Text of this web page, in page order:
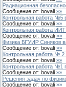
Радиационная
Сообщение от: bovali »»
Контрольная работа №5
Сообщение от: bovali »»
Контрольная работа
Сообщение от: bovali »»
Физика БГУИР Синяков
Сообщение от: bovali »»
Контрольная работа №
Сообщение от: bovali »»
Контрольная работа №1
Сообщение от: bovali »»
Решения задач по
Сообщение от: bovali »»